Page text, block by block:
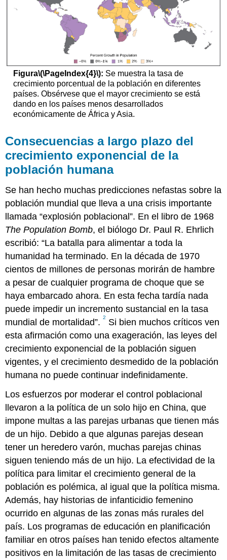
Figura\(\PageIndex{4}\): Se muestra la tasa de
crecimiento porcentual de la población en diferentes
países. Obsérvese que el mayor crecimiento se está
dando en los países menos desarrollados
económicamente de África y Asia.
Consecuencias a largo plazo del
crecimiento exponencial de la
población humana
Se han hecho muchas predicciones nefastas sobre la
población mundial que lleva a una crisis importante
llamada “explosión poblacional”. En el libro de 1968
The Population Bomb, el biólogo Dr. Paul R. Ehrlich
escribió: “La batalla para alimentar a toda la
humanidad ha terminado. En la década de 1970
cientos de millones de personas morirán de hambre
a pesar de cualquier programa de choque que se
haya embarcado ahora. En esta fecha tardía nada
puede impedir un incremento sustancial en la tasa
mundial de mortalidad”.2
Si bien muchos críticos ven
esta afirmación como una exageración, las leyes del
crecimiento exponencial de la población siguen
vigentes, y el crecimiento desmedido de la población
humana no puede continuar indefinidamente.
Los esfuerzos por moderar el control poblacional
llevaron a la política de un solo hijo en China, que
impone multas a las parejas urbanas que tienen más
de un hijo. Debido a que algunas parejas desean
tener un heredero varón, muchas parejas chinas
siguen teniendo más de un hijo. La efectividad de la
política para limitar el crecimiento general de la
población es polémica, al igual que la política misma.
Además, hay historias de infanticidio femenino
ocurrido en algunas de las zonas más rurales del
país. Los programas de educación en planificación
familiar en otros países han tenido efectos altamente
positivos en la limitación de las tasas de crecimiento